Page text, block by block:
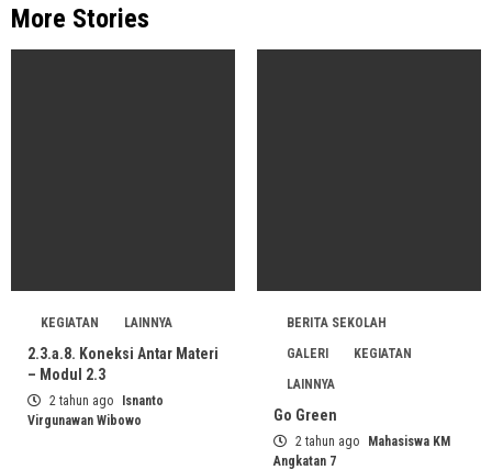
More Stories
KEGIATAN LAINNYA
2.3.a.8. Koneksi Antar Materi
– Modul 2.3
2 tahun ago
Isnanto
Virgunawan Wibowo
BERITA SEKOLAH
GALERI
KEGIATAN
LAINNYA
Go Green
2 tahun ago
Mahasiswa KM
Angkatan 7